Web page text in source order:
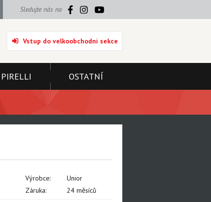
Sledujte nás na
Vstup do velkoobchodní sekce
PIRELLI OSTATNÍ
Výrobce:
Unior
Záruka: 24 měsíců